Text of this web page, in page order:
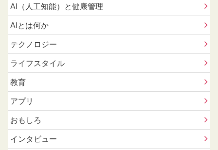
AI（人工知能）と健康管理
AIとは何か
テクノロジー
ライフスタイル
教育
アプリ
おもしろ
インタビュー